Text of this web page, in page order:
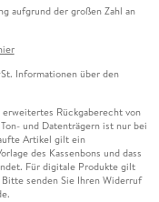
aufgrund der großen Zahl an
Informationen über den
Rückgaberecht von
und Datenträgern ist nur bei
Artikel gilt ein
des Kassenbons und dass
Für digitale Produkte gilt
senden Sie Ihren Widerruf